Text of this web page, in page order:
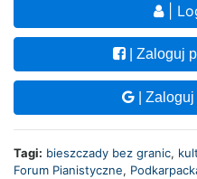
|
| Zaloguj
| Zaloguj
Tagi: bieszczady bez granic,
Forum Pianistyczne,